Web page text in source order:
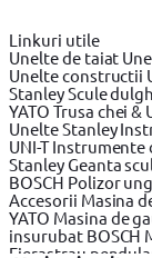
Linkuri utile
Unelte de taiat
Unelte constructii
StanleyScule
YATO Trusa chei &
Unelte Stanley
UNI-TInstrumente
StanleyGeanta
BOSCH Polizor
Accesorii Masina
YATO Masina de
insurubat BOSCH
Fierastrau